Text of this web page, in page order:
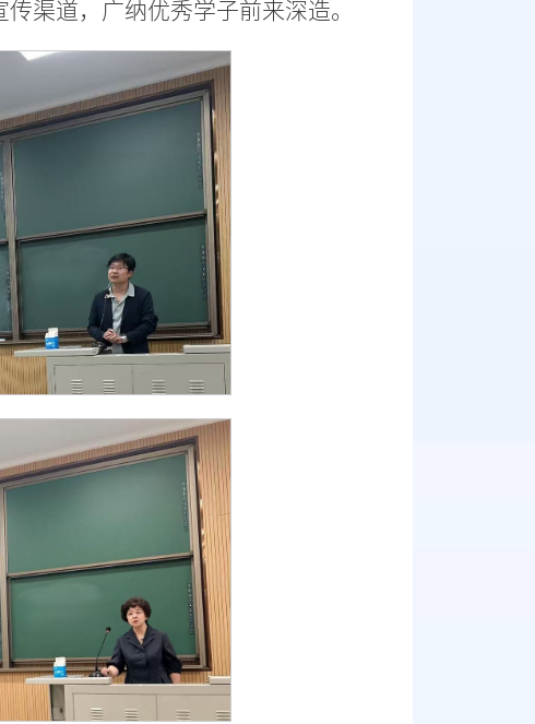
渠道，广纳优秀学子前来深造。